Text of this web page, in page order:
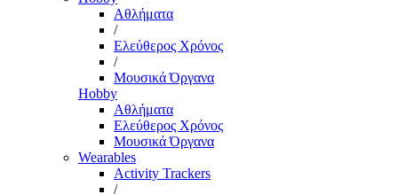
Αθλήματα
/
Ελεύθερος Χρόνος
/
Μουσικά Όργανα
Hobby
Αθλήματα
Ελεύθερος Χρόνος
Μουσικά Όργανα
Wearables
Activity Trackers
/